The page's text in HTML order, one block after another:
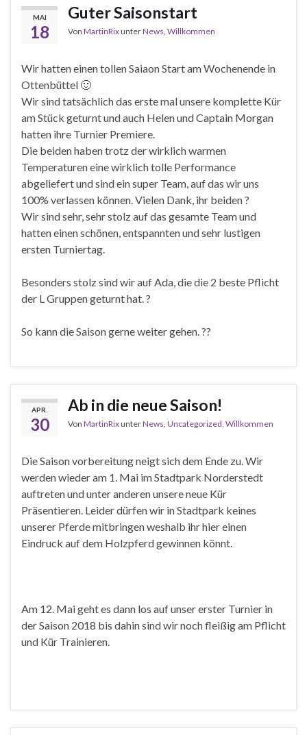
MAI
18
Guter Saisonstart
Von MartinRixunterNews Willkommen
Wir hatten einen tollen Saiaon Start am Wochenende in
Ottenbüttel 🙂
Wir sind tatsächlich das erste mal unsere komplette Kür
am Stück geturnt und auch Helen und Captain Morgan
hatten ihre Turnier Premiere.
Die beiden haben trotz der wirklich warmen
Temperaturen eine wirklich tolle Performance
abgeliefert und sind ein super Team, auf das wir uns
100% verlassen können. Vielen Dank, ihr beiden?
Wir sind sehr, sehr stolz auf das gesamte Team und
hatten einen schönen, entspannten und sehr lustigen
ersten Turniertag.
Besonders stolz sind wir auf Ada, die die 2 beste Pflicht
der L Gruppen geturnt hat. ?
So kann die Saison gerne weiter gehen. ??
APR.
30
Ab in die neue Saison!
Von MartinRixunterNews Uncategorized Willkommen
Die Saison vorbereitung neigt sich dem Ende zu. Wir
werden wieder am 1. Mai im Stadtpark Norderstedt
auftreten und unter anderen unsere neue Kür
Präsentieren. Leider dürfen wir in Stadtpark keines
unserer Pferde mitbringen weshalb ihr hier einen
Eindruck auf dem Holzpferd gewinnen könnt.
Am 12. Mai geht es dann los auf unser erster Turnier in
der Saison 2018 bis dahin sind wir noch fleißig am Pflicht
und Kür Trainieren.